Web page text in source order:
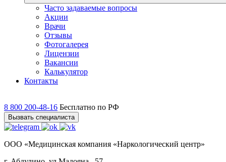
Часто задаваемые вопросы
Акции
Врачи
Отзывы
Фотогалерея
Лицензии
Вакансии
Калькулятор
Контакты
8 800 200-48-16 Бесплатно по РФ
Вызвать специалиста
ООО «Медицинская компания «Наркологический центр»